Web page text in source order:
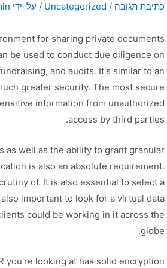
כתיבת תגובה /
Uncategorized / על-ידי
for sharing private documents
be used to conduct due diligence on
and audits. It's similar to an
greater security. The most secure
information from unauthorized
access by third parties.
well as the ability to grant granular
is also an absolute requirement.
of. It is also essential to select a
important to look for a virtual data
could be working in it across the
globe.
you're looking at has solid encryption